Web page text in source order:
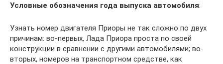
Условные обозначения года выпуска автомобиля:
Узнать номер двигателя Приоры не так сложно по двух
причинам: во-первых, Лада Приора проста по своей
конструкции в сравнении с другими автомобилями; во-
вторых, номеров на транспортном средстве, как